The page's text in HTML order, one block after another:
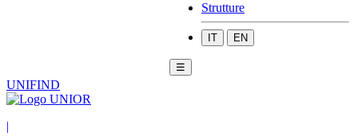
Strutture
IT EN
☰
UNIFIND
|